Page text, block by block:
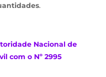
.
Nacional de
com o Nº 2995